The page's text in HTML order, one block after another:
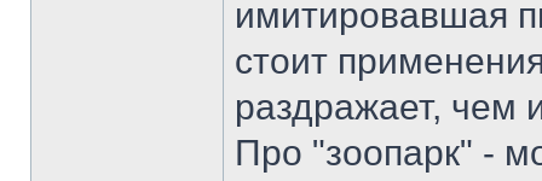
имитировавшая
стоит
раздражает, чем
Про "зоопарк" -